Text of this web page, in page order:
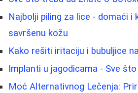
Najbolji piling za lice - domaći i
savršenu kožu
Kako rešiti iritaciju i bubuljice
Implanti u jagodicama - Sve
Moć Alternativnog Lečenja: